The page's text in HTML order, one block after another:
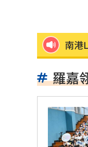
南港
白海
兆基
羅嘉